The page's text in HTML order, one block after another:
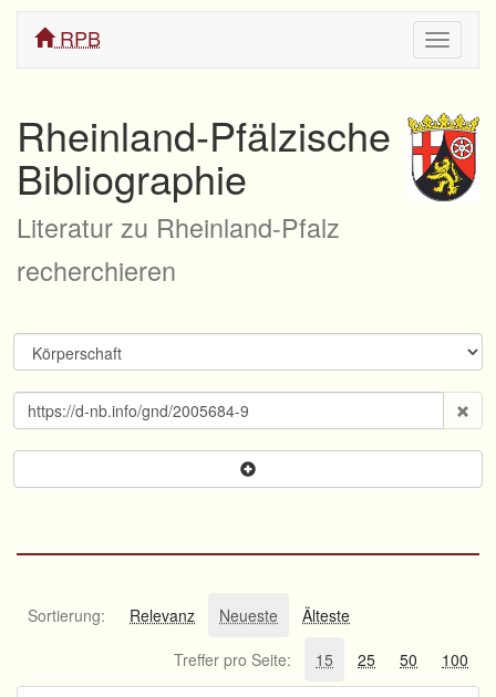
ein/
RPB
Rheinland-Pfälzische
Bibliographie
Literatur zu Rheinland-Pfalz
recherchieren
Sortierung: Relevanz Neueste
Älteste
Treffer pro Seite:
15 25 50 100